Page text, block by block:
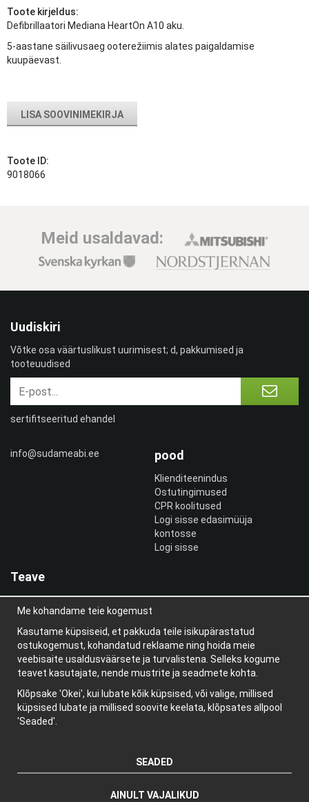
Toote kirjeldus:
Defibrillaatori Mediana HeartOn A10 aku.
5-aastane säilivusaeg ooterežiimis alates paigaldamise
kuupäevast.
LISA SOOVINIMEKIRJA
Toote ID:
9018066
Meid usaldavad:
info@sudameabi.ee pood
Klienditeenindus
Ostutingimused
CPR koolitused
Logi sisse edasimüüja
kontosse
Logi sisse
Teave
Meist
uudiskiri
Teave küpsiste kohta
Blogi
Uudiskiri
Võtke osa väärtuslikust uurimisest; d, pakkumised ja
tooteuudised
sertifitseeritud ehandel
Me kohandame teie kogemust
Kasutame küpsiseid, et pakkuda teile isikupärastatud
ostukogemust, kohandatud reklaame ning hoida meie
veebisaite usaldusväärsete ja turvalistena. Selleks kogume
teavet kasutajate, nende mustrite ja seadmete kohta.
Klõpsake 'Okei', kui lubate kõik küpsised, või valige, millised
küpsised lubate ja millised soovite keelata, klõpsates allpool
'Seaded'.
SEADED
AINULT VAJALIKUD